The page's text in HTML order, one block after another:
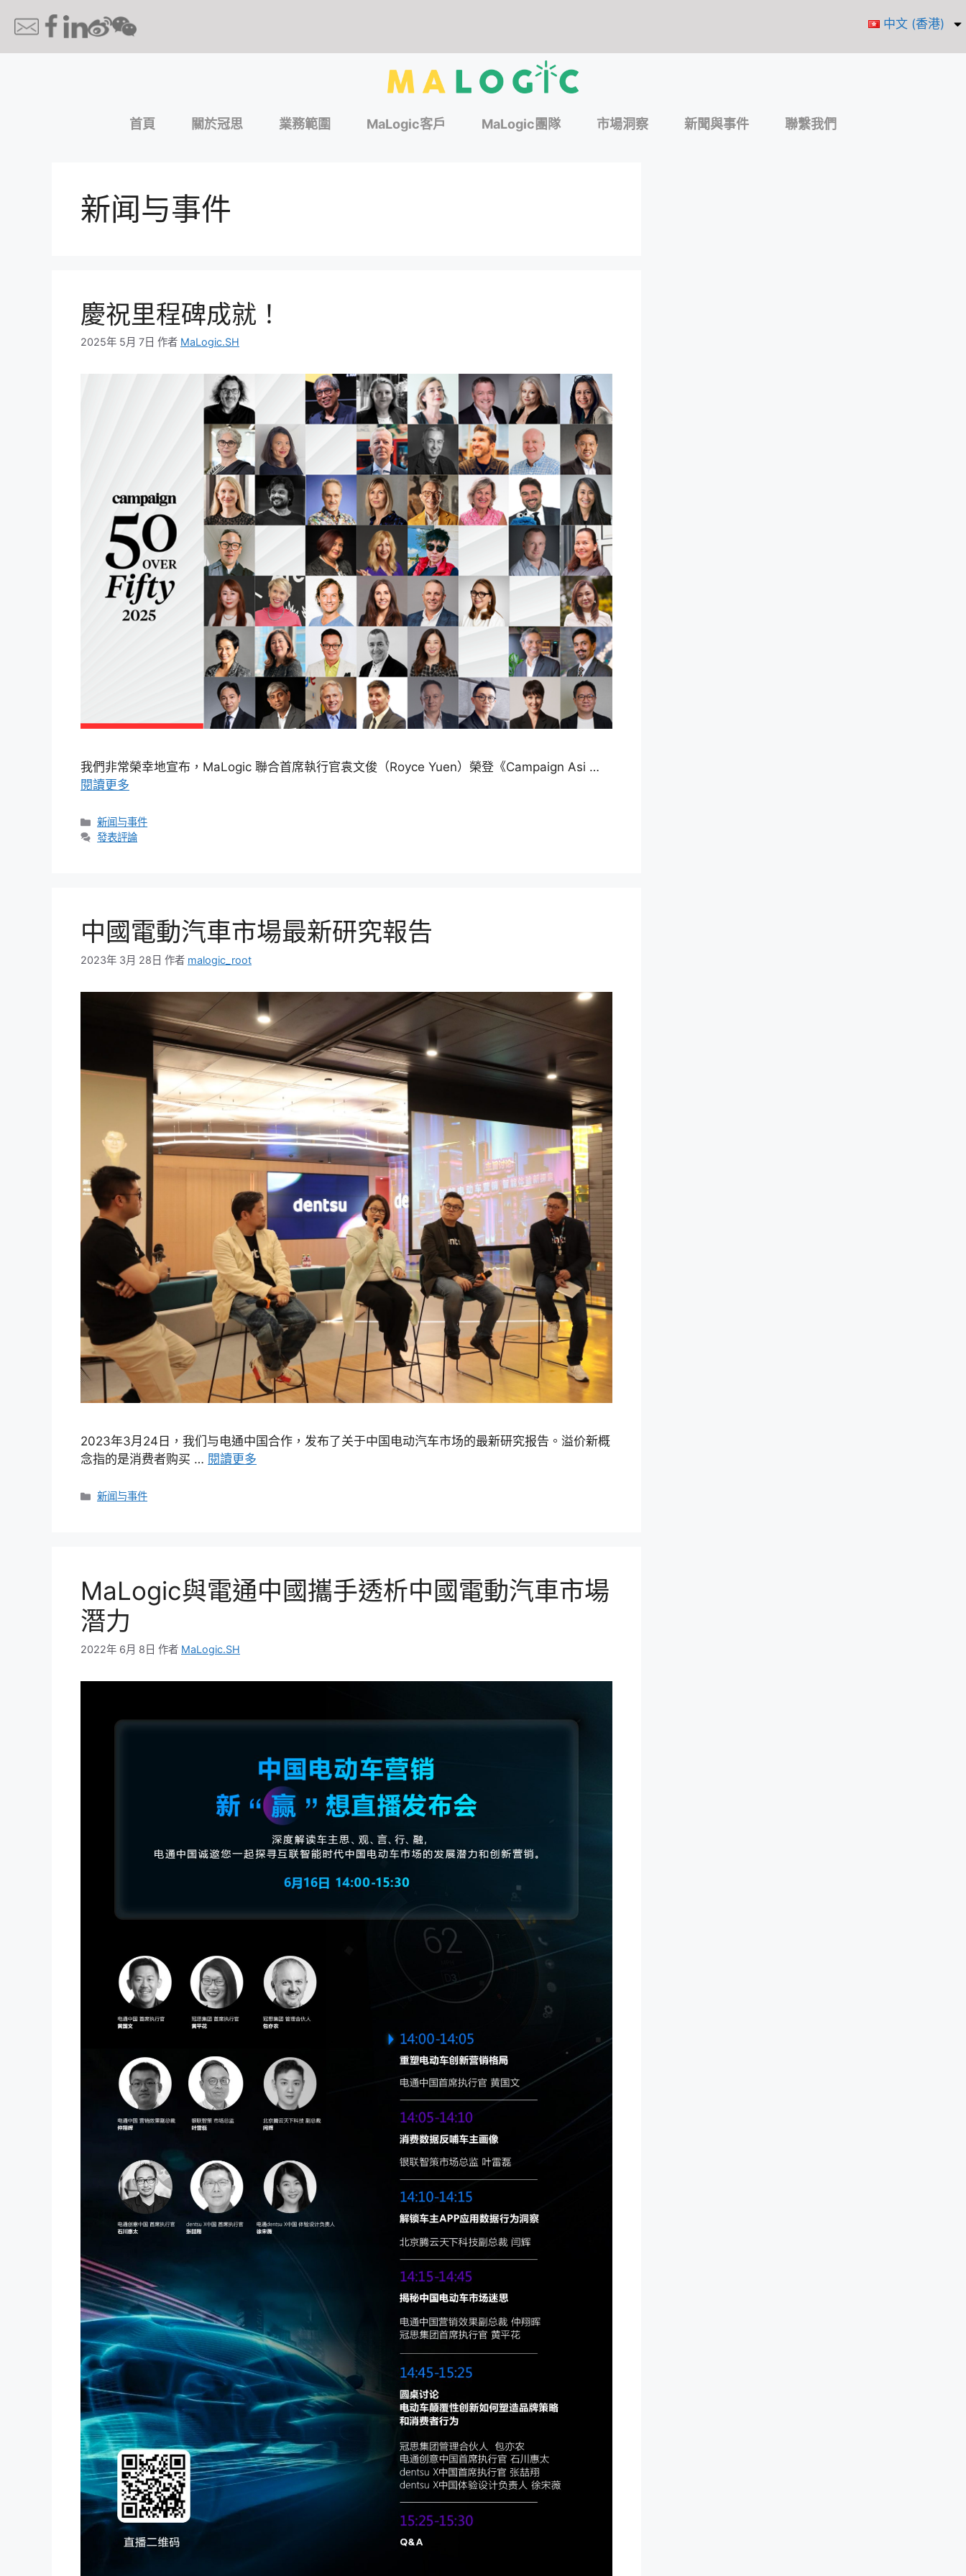
中文 (香港)
首頁 關於冠思 業務範圍 MaLogic客戶 MaLogic團隊 市場洞察 新聞與事件 聯繫我們
新闻与事件
慶祝里程碑成就！
2025年 5月 7日 作者 MaLogic.SH
我們非常榮幸地宣布，MaLogic 聯合首席執行官袁文俊（Royce Yuen）榮登《Campaign Asi …
閱讀更多
新闻与事件
發表評論
中國電動汽車市場最新研究報告
2023年 3月 28日 作者 malogic_root
2023年3月24日，我们与电通中国合作，发布了关于中国电动汽车市场的最新研究报告。溢价新概
念指的是消费者购买 … 閱讀更多
新闻与事件
MaLogic與電通中國攜手透析中國電動汽車市場
潛力
2022年 6月 8日 作者 MaLogic.SH